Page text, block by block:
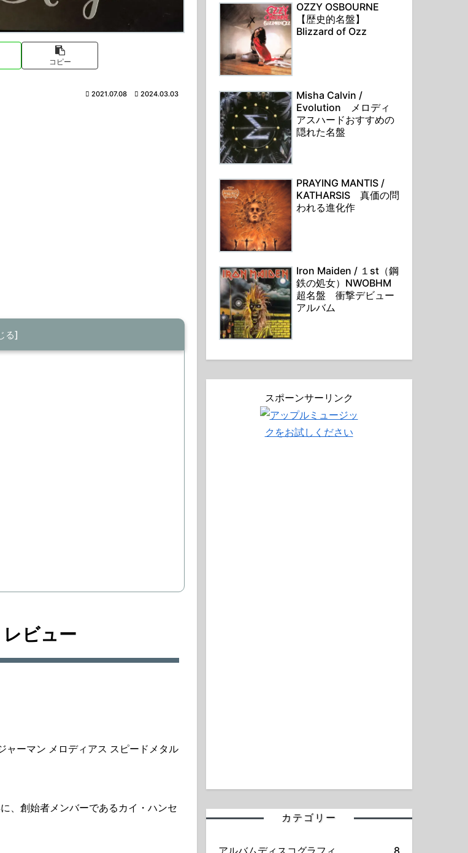
コピー
2021.07.08 2024.03.03
ビュー
ーマン メロディアス スピードメタル
、創始者メンバーであるカイ・ハンセ
OZZY OSBOURNE
【歴史的名盤】
Blizzard of Ozz
Misha Calvin /
Evolution メロディ
アスハードおすすめの
隠れた名盤
PRAYING MANTIS /
KATHARSIS 真価の問
われる進化作
Iron Maiden / １st（鋼
鉄の処女）NWOBHM
超名盤 衝撃デビュー
アルバム
スポーンサーリンク
カテゴリー
アルバムディスコグラフィ 8